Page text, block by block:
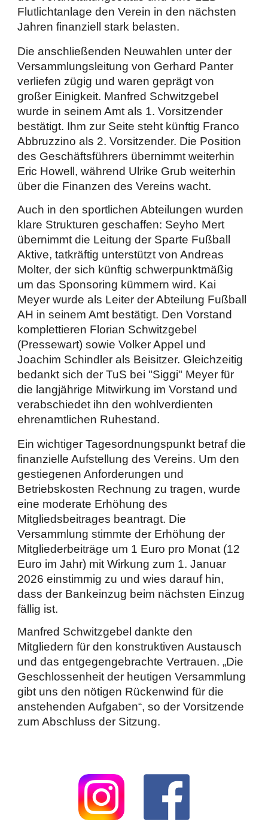
Flutlichtanlage den Verein in den nächsten
Jahren finanziell stark belasten.
Die anschließenden Neuwahlen unter der
Versammlungsleitung von Gerhard Panter
verliefen zügig und waren geprägt von
großer Einigkeit. Manfred Schwitzgebel
wurde in seinem Amt als 1. Vorsitzender
bestätigt. Ihm zur Seite steht künftig Franco
Abbruzzino als 2. Vorsitzender. Die Position
des Geschäftsführers übernimmt weiterhin
Eric Howell, während Ulrike Grub weiterhin
über die Finanzen des Vereins wacht.
Auch in den sportlichen Abteilungen wurden
klare Strukturen geschaffen: Seyho Mert
übernimmt die Leitung der Sparte Fußball
Aktive, tatkräftig unterstützt von Andreas
Molter, der sich künftig schwerpunktmäßig
um das Sponsoring kümmern wird. Kai
Meyer wurde als Leiter der Abteilung Fußball
AH in seinem Amt bestätigt. Den Vorstand
komplettieren Florian Schwitzgebel
(Pressewart) sowie Volker Appel und
Joachim Schindler als Beisitzer. Gleichzeitig
bedankt sich der TuS bei "Siggi" Meyer für
die langjährige Mitwirkung im Vorstand und
verabschiedet ihn den wohlverdienten
ehrenamtlichen Ruhestand.
Ein wichtiger Tagesordnungspunkt betraf die
finanzielle Aufstellung des Vereins. Um den
gestiegenen Anforderungen und
Betriebskosten Rechnung zu tragen, wurde
eine moderate Erhöhung des
Mitgliedsbeitrages beantragt. Die
Versammlung stimmte der Erhöhung der
Mitgliederbeiträge um 1 Euro pro Monat (12
Euro im Jahr) mit Wirkung zum 1. Januar
2026 einstimmig zu und wies darauf hin,
dass der Bankeinzug beim nächsten Einzug
fällig ist.
Manfred Schwitzgebel dankte den
Mitgliedern für den konstruktiven Austausch
und das entgegengebrachte Vertrauen. „Die
Geschlossenheit der heutigen Versammlung
gibt uns den nötigen Rückenwind für die
anstehenden Aufgaben“, so der Vorsitzende
zum Abschluss der Sitzung.